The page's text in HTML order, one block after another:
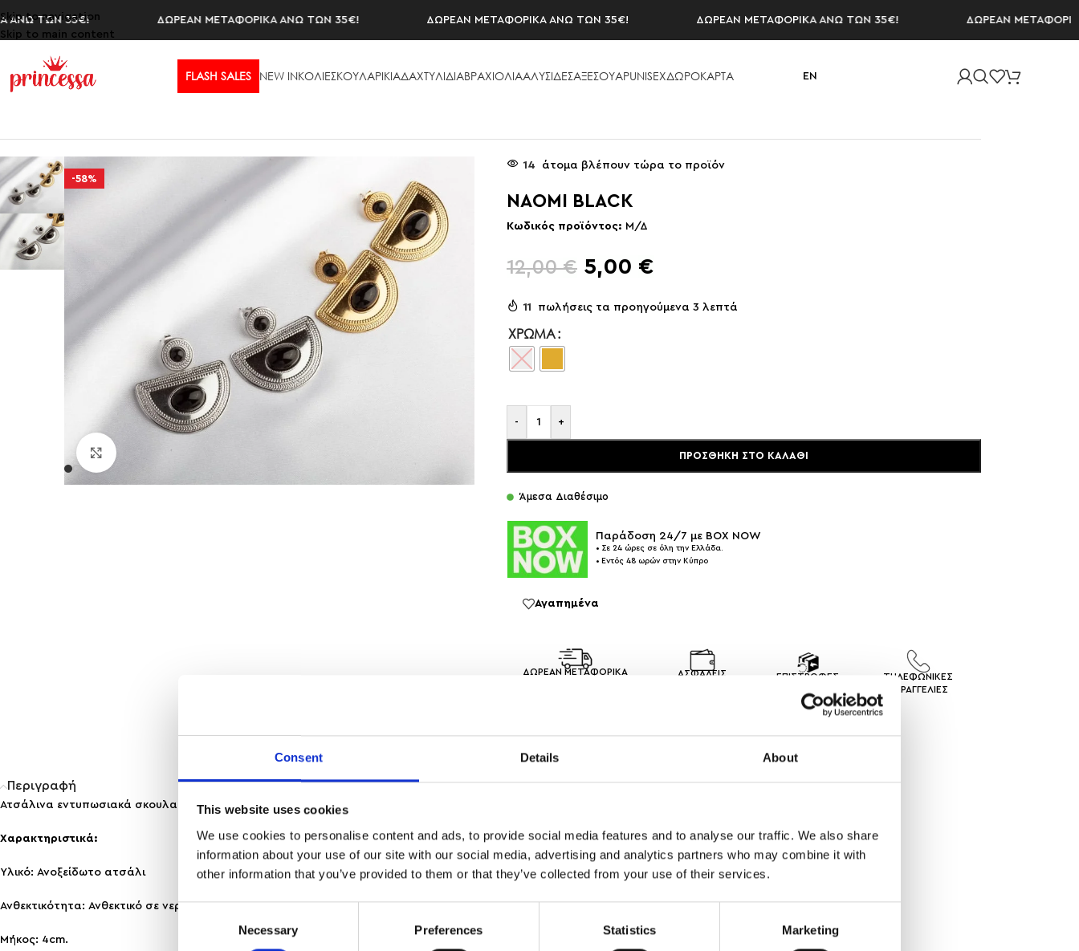
Consent Details About
This website uses cookies
We use cookies to personalise content and ads, to provide social media features and to analyse our traffic. We also share
information about your use of our site with our social media, advertising and analytics partners who may combine it with
other information that you’ve provided to them or that they’ve collected from your use of their services.
Consent
Necessary Preferences Statistics Marketing
Skip to navigation
Skip to main content
ΤΩΝ 35€! ΔΩΡΕΑΝ ΜΕΤΑΦΟΡΙΚΑ ΑΝΩ ΤΩΝ 35€! ΔΩΡΕΑΝ ΜΕΤΑΦΟΡΙΚΑ ΑΝΩ ΤΩΝ 35€! ΔΩΡΕΑΝ ΜΕΤΑΦΟΡΙΚΑ ΑΝΩ ΤΩΝ 35€! ΔΩΡΕΑΝ ΜΕΤΑΦΟΡΙΚΑ
FLASH SALES NEW INΚΟΛΙΕΣΚΟΥΛΑΡΙΚΙΑΔΑΧΤΥΛΙΔΙΑΒΡΑΧΙΟΛΙΑΑΛΥΣΙΔΕΣΑΞΕΣΟΥAΡUNISEXΔΩΡΟΚΑΡΤΑ EN
-58%
Click to enlarge
14 άτομα βλέπουν τώρα το προϊόν
NAOMI BLACK
Κωδικός προϊόντος: Μ/Δ
12,00€ 5,00 €
11 πωλήσεις τα προηγούμενα 3 λεπτά
ΧΡΏΜΑ
- +
ΠΡΟΣΘΉΚΗ ΣΤΟ ΚΑΛΆΘΙ
Άμεσα Διαθέσιμο
Παράδοση 24/7 με BOX NOW
• Σε 24 ώρες σε όλη την Ελλάδα.
• Εντός 48 ωρών στην Κύπρο
Αγαπημένα
ΔΩΡΕΑΝ ΜΕΤΑΦΟΡΙΚΑ
ΑΣΦΑΛΕΙΣ
ΕΠΙΣΤΡΟΦΕΣ
ΤΗΛΕΦΩΝΙΚΕΣ
ΠΑΡΑΓΓΕΛΙΕΣ
Περιγραφή
Ατσάλινα εντυπωσιακά σκουλαρίκια για να συμπληρώσεις το outfit σου! Ιδανικά για ψηλά χτενίσματα και ιδιαίτερες περιστάσεις.
Χαρακτηριστικά:
Υλικό: Ανοξείδωτο ατσάλι
Ανθεκτικότητα: Ανθεκτικό σε νερό & άρωμα, δεν μαυρίζει!
Μήκος: 4cm.